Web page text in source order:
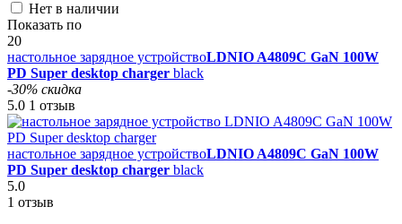
Нет в наличии
Показать по
20
настольное зарядное устройствоLDNIO A4809C GaN 100W
PD Super desktop charger black
-30% скидка
5.0 1 отзыв
настольное зарядное устройствоLDNIO A4809C GaN 100W
PD Super desktop charger black
5.0
1 отзыв